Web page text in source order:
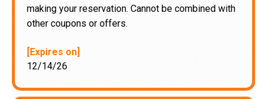
making your reservation. Cannot be combined with
other coupons or offers.
[Expires on]
12/14/26